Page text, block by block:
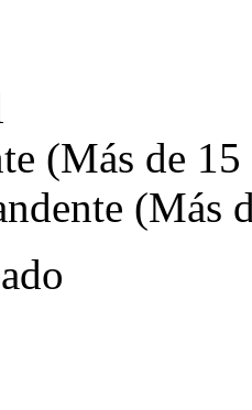
(Más de 15
(Más